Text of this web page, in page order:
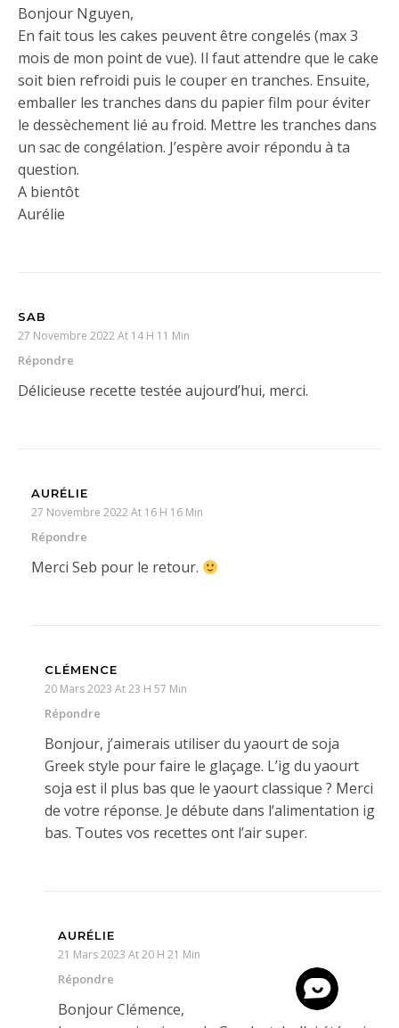
Bonjour Nguyen,
En fait tous les cakes peuvent être congelés (max 3
mois de mon point de vue). Il faut attendre que le cake
soit bien refroidi puis le couper en tranches. Ensuite,
emballer les tranches dans du papier film pour éviter
le dessèchement lié au froid. Mettre les tranches dans
un sac de congélation. J’espère avoir répondu à ta
question.
A bientôt
Aurélie
SAB
27 Novembre 2022 At 14 H 11 Min
Répondre
Délicieuse recette testée aujourd’hui, merci.
AURÉLIE
27 Novembre 2022 At 16 H 16 Min
Répondre
Merci Seb pour le retour.
CLÉMENCE
20 Mars 2023 At 23 H 57 Min
Répondre
Bonjour, j’aimerais utiliser du yaourt de soja
Greek style pour faire le glaçage. L’ig du yaourt
soja est il plus bas que le yaourt classique ? Merci
de votre réponse. Je débute dans l’alimentation ig
bas. Toutes vos recettes ont l’air super.
AURÉLIE
21 Mars 2023 At 20 H 21 Min
Répondre
Bonjour Clémence,